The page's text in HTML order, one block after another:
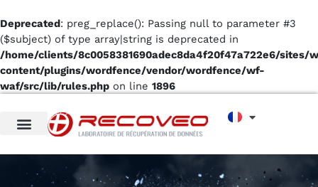
Deprecated: preg_replace(): Passing null to parameter #3
($subject) of type array|string is deprecated in
/home/clients/8c0058381690adec8da4f20f47a722e6/sites/
content/plugins/wordfence/vendor/wordfence/wf-
waf/src/lib/rules.php on line 1896